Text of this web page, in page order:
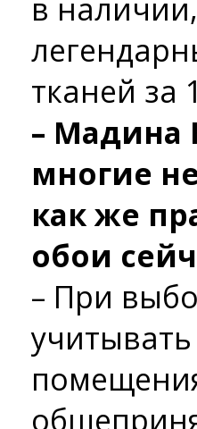
в
тканей за
– Мадина
многие
как же
обои
– При